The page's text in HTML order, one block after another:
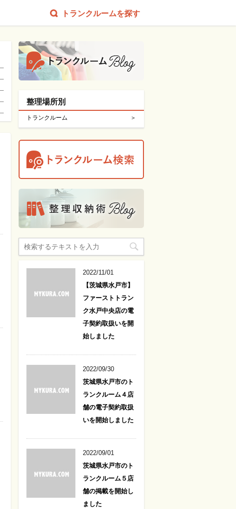
トランクルームを探す
整理場所別
トランクルーム
2022/11/01
【茨城県水戸市】
ファーストトラン
ク水戸中央店の電
子契約取扱いを開
始しました
2022/09/30
茨城県水戸市のト
ランクルーム４店
舗の電子契約取扱
いを開始しました
2022/09/01
茨城県水戸市のト
ランクルーム５店
舗の掲載を開始し
ました